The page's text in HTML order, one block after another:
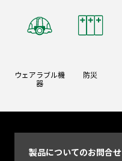
ウェアラブル機
器
防災
製品についてのお問合せ